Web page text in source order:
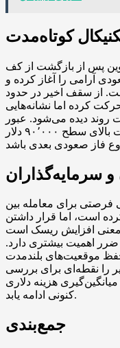
کوتاه‌مدت
پس از بازگشت از کف
دلار، روند صعودی آرامی را آغاز کرده و
شده است. از سقف اخیر در حدود
حرکت کرده اما نشانه‌هایی
روند دیده می‌شود. عبور
پایدار از مقاومت‌های کوتاه‌مدت و تثبیت بالای سطح ۹۰٬۰۰۰ دلار
و سرمایه‌گذاران
فرصتی برای معامله بین
است، اما قرار داشتن
افزایش ریسک است
اهمیت بیشتری دارد.
موقعیت‌های بلندمدت
را نقطه‌ای برای بررسی
میانگین‌گیری هزینه دلاری (DCA) ببینند، خصوصاً اگر روند تثبیت
کنونی ادامه یابد.
جمع‌بندی